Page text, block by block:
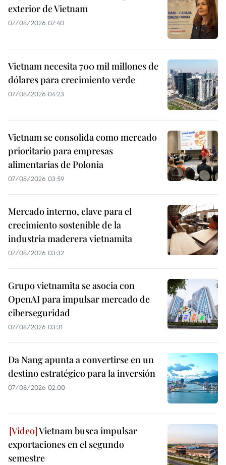
exterior de Vietnam
07/08/2026 07:40
Vietnam necesita 700 mil millones de
dólares para crecimiento verde
07/08/2026 04:23
Vietnam se consolida como mercado
prioritario para empresas
alimentarias de Polonia
07/08/2026 03:59
Mercado interno, clave para el
crecimiento sostenible de la
industria maderera vietnamita
07/08/2026 03:32
Grupo vietnamita se asocia con
OpenAI para impulsar mercado de
ciberseguridad
07/08/2026 03:31
Da Nang apunta a convertirse en un
destino estratégico para la inversión
07/08/2026 02:00
Vietnam busca impulsar
exportaciones en el segundo
semestre